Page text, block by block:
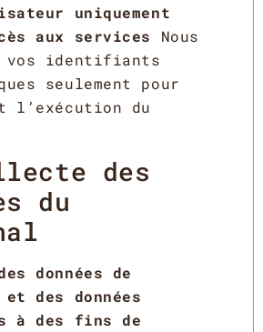
uniquement
aux services Nous
identifiants
seulement pour
l’exécution du
des
du
données de
des données
à des fins de